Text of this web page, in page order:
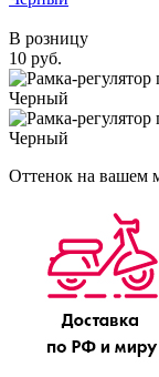
В розницу
10 руб.
Оттенок на вашем